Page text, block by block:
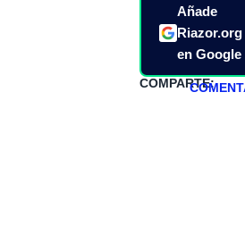
Añade
Riazor.org
en Google
COMPARTE: